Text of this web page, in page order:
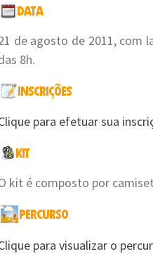
de agosto de 2011, com
8h.
para efetuar sua
kit é composto por
para visualizar o